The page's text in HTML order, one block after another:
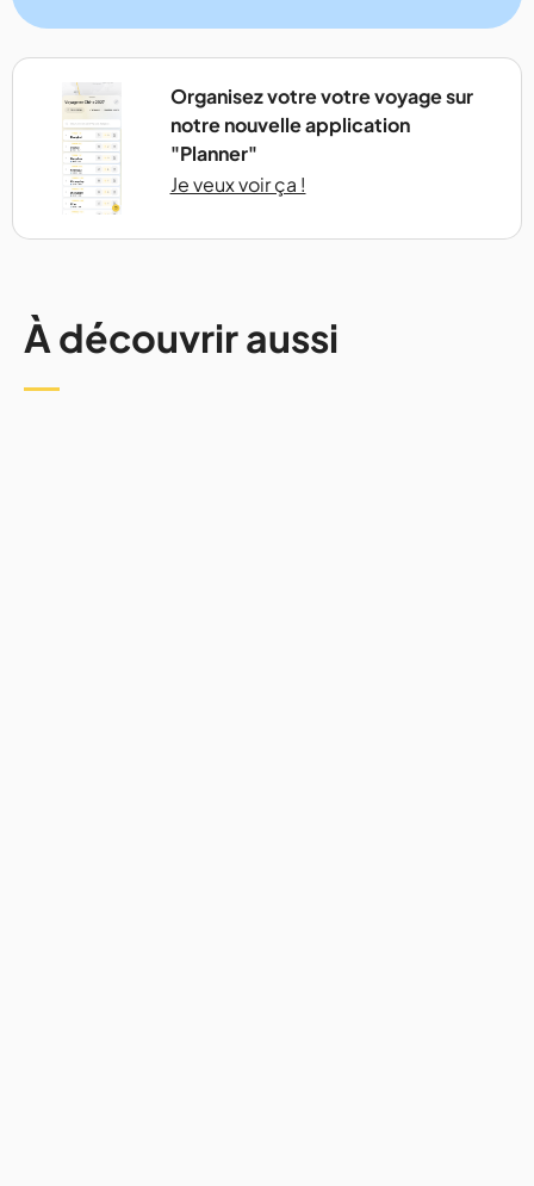
Organisez votre votre voyage sur
notre nouvelle application
"Planner"
Je veux voir ça !
À découvrir aussi